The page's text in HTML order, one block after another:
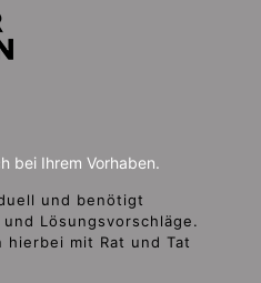
bei Ihrem Vorhaben.
und benötigt
Lösungsvorschläge.
mit Rat und Tat